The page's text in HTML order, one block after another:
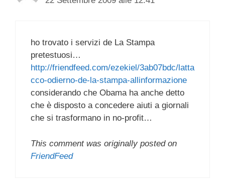
ho trovato i servizi de La Stampa
pretestuosi…
http://friendfeed.com/ezekiel/3ab07bdc/latta
cco-odierno-de-la-stampa-allinformazione
considerando che Obama ha anche detto
che è disposto a concedere aiuti a giornali
che si trasformano in no-profit…
This comment was originally posted on
FriendFeed